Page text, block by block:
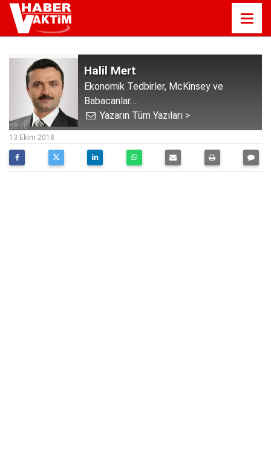
Halil Mert
Ekonomik Tedbirler, McKinsey ve
Babacanlar….
Yazarın Tüm Yazıları >
08:00
13 Ekim 2018